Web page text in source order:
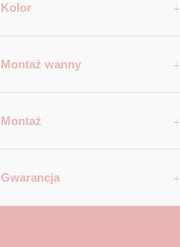
Kolor
Montaż wanny
Montaż
Gwarancja